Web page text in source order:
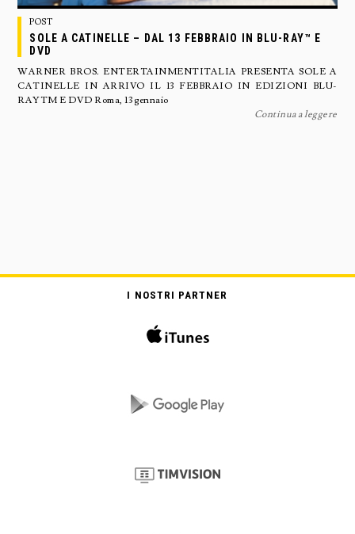
POST
SOLE A CATINELLE – DAL 13 FEBBRAIO IN BLU-RAY™ E
DVD
WARNER BROS. ENTERTAINMENTITALIA PRESENTA SOLE A
CATINELLE IN ARRIVO IL 13 FEBBRAIO IN EDIZIONI BLU-
RAYTM E DVD Roma, 13 gennaio
Continua a leggere
I NOSTRI PARTNER